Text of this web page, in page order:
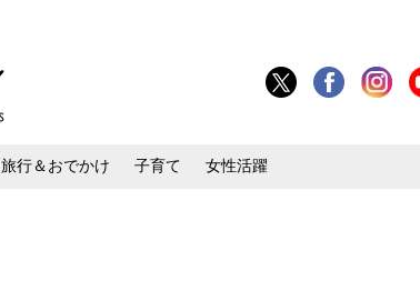
旅行＆おでかけ 子育て 女性活躍